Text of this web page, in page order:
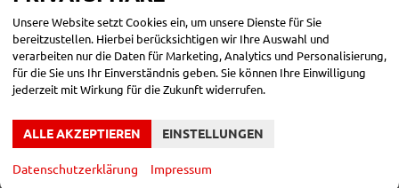
Kraftstoff Diesel Leistung 110 kW (150 PS)
38.780,– €
incl. 19% MwSt.
DETAILS
Verbrauch kombiniert:5,30 l/100km
CO2-Emissionen:139,00 g/km
Unsere Website setzt Cookies ein, um unsere Dienste für Sie
bereitzustellen. Hierbei berücksichtigen wir Ihre Auswahl und
verarbeiten nur die Daten für Marketing, Analytics und Personalisierung,
für die Sie uns Ihr Einverständnis geben. Sie können Ihre Einwilligung
jederzeit mit Wirkung für die Zukunft widerrufen.
ALLE AKZEPTIEREN EINSTELLUNGEN
Datenschutzerklärung Impressum